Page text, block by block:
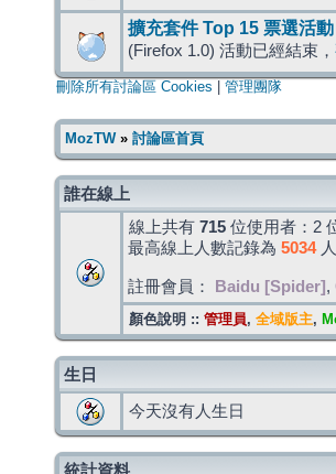
擴充套件 Top 15 票選活動
(Firefox 1.0) 活動已經結束，
刪除所有討論區 Cookies 管理團隊
MozTW» 討論區首頁
誰在線上
線上共有 715 位使用者：2
最高線上人數記錄為 5034人
註冊會員： Baidu [Spider] ,
顏色說明 :: 管理員, 全域版主,
生日
今天沒有人生日